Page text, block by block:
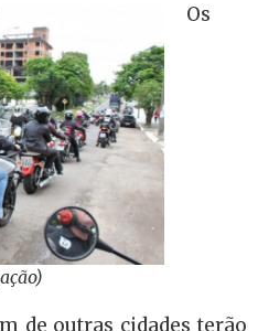
Os
de outras cidades terão